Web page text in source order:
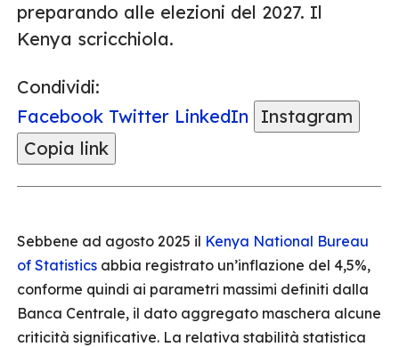
preparando alle elezioni del 2027. Il
Kenya scricchiola.
Condividi:
Facebook Twitter LinkedIn
Instagram
Copia link
Sebbene ad agosto 2025 il Kenya National Bureau
of Statistics abbia registrato un’inflazione del 4,5%,
conforme quindi ai parametri massimi definiti dalla
Banca Centrale, il dato aggregato maschera alcune
criticità significative. La relativa stabilità statistica